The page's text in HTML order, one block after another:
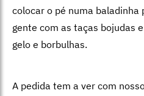
colocar o pé numa baladinha
gente com as taças bojudas
gelo e borbulhas.
A pedida tem a ver com